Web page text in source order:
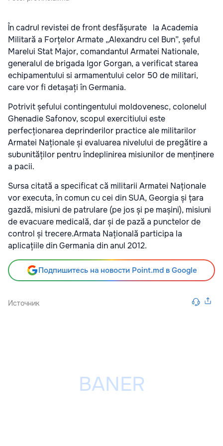
În cadrul revistei de front desfășurate la Academia
Militară a Forțelor Armate „Alexandru cel Bun”, șeful
Marelui Stat Major, comandantul Armatei Nationale,
generalul de brigada Igor Gorgan, a verificat starea
echipamentului si armamentului celor 50 de militari,
care vor fi detașați în Germania.
Potrivit șefului contingentului moldovenesc, colonelul
Ghenadie Safonov, scopul exercitiului este
perfecționarea deprinderilor practice ale militarilor
Armatei Naționale și evaluarea nivelului de pregătire a
subunităților pentru îndeplinirea misiunilor de menținere
a pacii.
Sursa citată a specificat că militarii Armatei Naționale
vor executa, în comun cu cei din SUA, Georgia și țara
gazdă, misiuni de patrulare (pe jos și pe mașini), misiuni
de evacuare medicală, dar și de pază a punctelor de
control și trecere.Armata Națională participa la
aplicațiile din Germania din anul 2012.
Подпишитесь на новости Point.md в Google
Источник